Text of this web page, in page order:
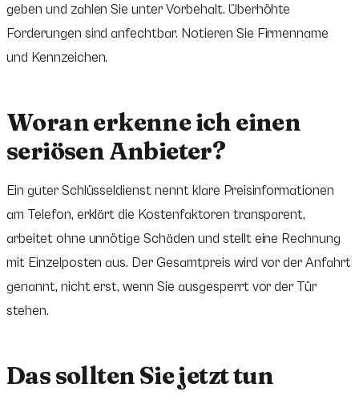
geben und zahlen Sie unter Vorbehalt. Überhöhte
Forderungen sind anfechtbar. Notieren Sie Firmenname
und Kennzeichen.
Woran erkenne ich einen
seriösen Anbieter?
Ein guter Schlüsseldienst nennt klare Preisinformationen
am Telefon, erklärt die Kostenfaktoren transparent,
arbeitet ohne unnötige Schäden und stellt eine Rechnung
mit Einzelposten aus. Der Gesamtpreis wird vor der Anfahrt
genannt, nicht erst, wenn Sie ausgesperrt vor der Tür
stehen.
Das sollten Sie jetzt tun